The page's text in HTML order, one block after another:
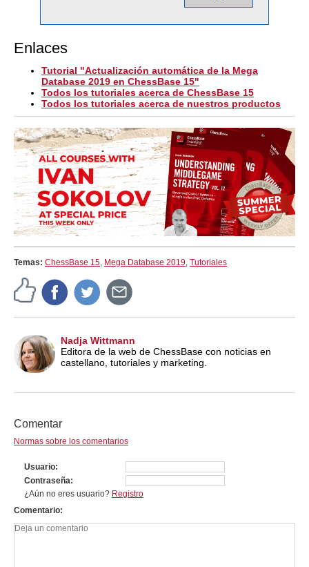
Enlaces
Tutorial "Actualización automática de la Mega
Database 2019 en ChessBase 15"
Todos los tutoriales acerca de ChessBase 15
Todos los tutoriales acerca de nuestros productos
Temas: ChessBase 15 Mega Database 2019 Tutoriales
Nadja Wittmann
Editora de la web de ChessBase con noticias en
castellano, tutoriales y marketing.
Comentar
Normas sobre los comentarios
Usuario
Contraseña
¿Aún no eres usuario? Registro
Comentario